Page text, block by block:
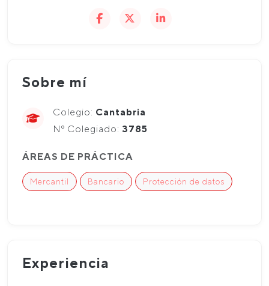
Sobre mí
Colegio: Cantabria
Nº Colegiado: 3785
ÁREAS DE PRÁCTICA
Mercantil Bancario Protección de datos
Experiencia